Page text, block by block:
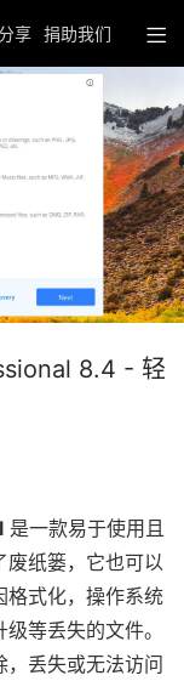
享 捐助我们
8.4 - 轻
是一款易于使用且
废纸篓，它也可以
格式化，操作系统
等丢失的文件。
丢失或无法访问